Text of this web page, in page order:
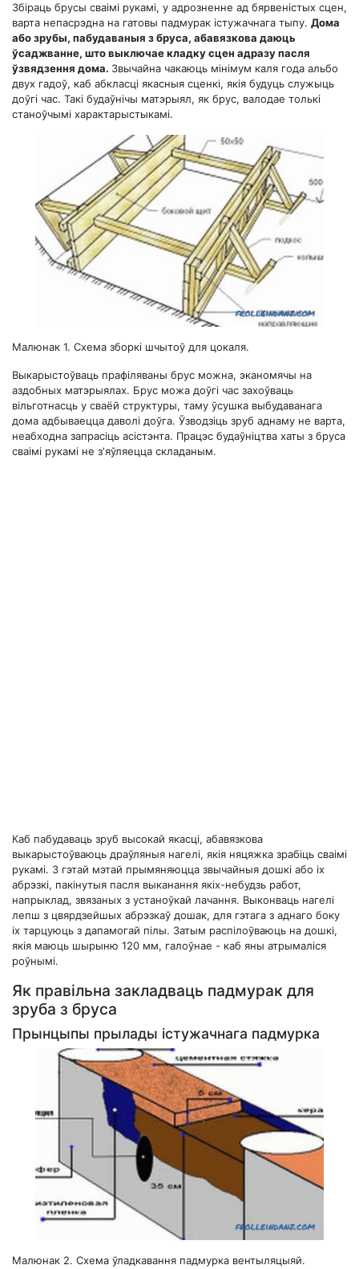
Збіраць брусы сваімі рукамі, у адрозненне ад бярвеністых сцен,
варта непасрэдна на гатовы падмурак істужачнага тыпу. Дома
або зрубы, пабудаваныя з бруса, абавязкова даюць
ўсаджванне, што выключае кладку сцен адразу пасля
ўзвядзення дома. Звычайна чакаюць мінімум каля года альбо
двух гадоў, каб абкласці якасныя сценкі, якія будуць служыць
доўгі час. Такі будаўнічы матэрыял, як брус, валодае толькі
станоўчымі характарыстыкамі.
Малюнак 1. Схема зборкі шчытоў для цокаля.
Выкарыстоўваць прафіляваны брус можна, эканомячы на ​​
аздобных матэрыялах. Брус можа доўгі час захоўваць
вільготнасць у сваёй структуры, таму ўсушка выбудаванага
дома адбываецца даволі доўга. Ўзводзіць зруб аднаму не варта,
неабходна запрасіць асістэнта. Працэс будаўніцтва хаты з бруса
сваімі рукамі не з'яўляецца складаным.
Каб пабудаваць зруб высокай якасці, абавязкова
выкарыстоўваюць драўляныя нагелі, якія няцяжка зрабіць сваімі
рукамі. З гэтай мэтай прымяняюцца звычайныя дошкі або іх
абрэзкі, пакінутыя пасля выканання якіх-небудзь работ,
напрыклад, звязаных з устаноўкай лачання. Выконваць нагелі
лепш з цвярдзейшых абрэзкаў дошак, для гэтага з аднаго боку
іх тарцуюць з дапамогай пілы. Затым распілоўваюць на дошкі,
якія маюць шырыню 120 мм, галоўнае - каб яны атрымаліся
роўнымі.
Як правільна закладваць падмурак для
зруба з бруса
Прынцыпы прылады істужачнага падмурка
Малюнак 2. Схема ўладкавання падмурка вентыляцыяй.